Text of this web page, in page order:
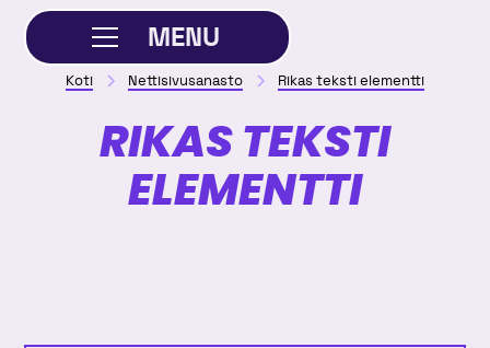
MENU
SULJE
Koti Nettisivusanasto Rikas teksti elementti
RIKAS TEKSTI
ELEMENTTI